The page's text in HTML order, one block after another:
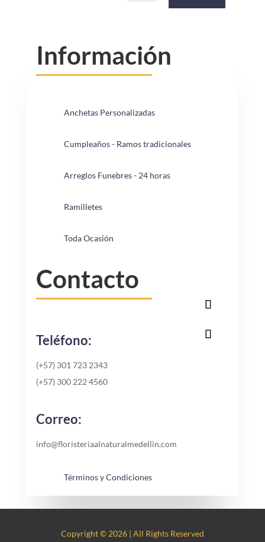
Información
Anchetas Personalizadas
Cumpleaños - Ramos tradicionales
Arreglos Funebres - 24 horas
Ramilletes
Toda Ocasión
Contacto
Teléfono:
(+57) 301 723 2343
(+57) 300 222 4560
Correo:
info@floristeriaalnaturalmedellin.com
Términos y Condiciones
Copyright © 2026 | All Rights Reserved